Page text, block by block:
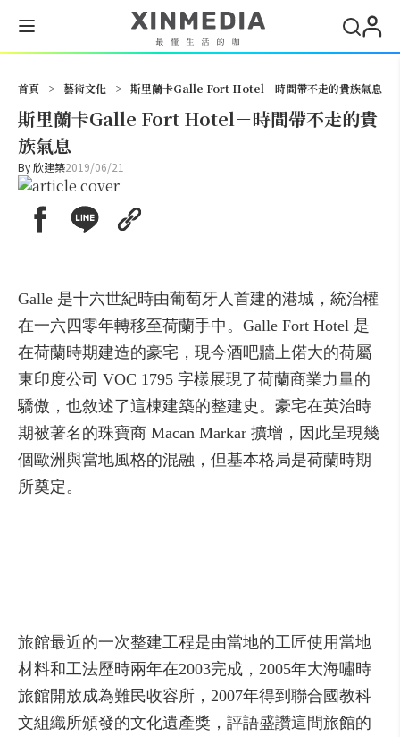
首頁 > 藝術文化 > 斯里蘭卡Galle Fort Hotel－時間帶不走的貴族氣息
斯里蘭卡Galle Fort Hotel－時間帶不走的貴
族氣息
By欣建築2019/06/21
Galle 是十六世紀時由葡萄牙人首建的港城，統治權
在一六四零年轉移至荷蘭手中。Galle Fort Hotel 是
在荷蘭時期建造的豪宅，現今酒吧牆上偌大的荷屬
東印度公司 VOC 1795 字樣展現了荷蘭商業力量的
驕傲，也敘述了這棟建築的整建史。豪宅在英治時
期被著名的珠寶商 Macan Markar 擴增，因此呈現幾
個歐洲與當地風格的混融，但基本格局是荷蘭時期
所奠定。
旅館最近的一次整建工程是由當地的工匠使用當地
材料和工法歷時兩年在2003完成，2005年大海嘯時
旅館開放成為難民收容所，2007年得到聯合國教科
文組織所頒發的文化遺產獎，評語盛讚這間旅館的